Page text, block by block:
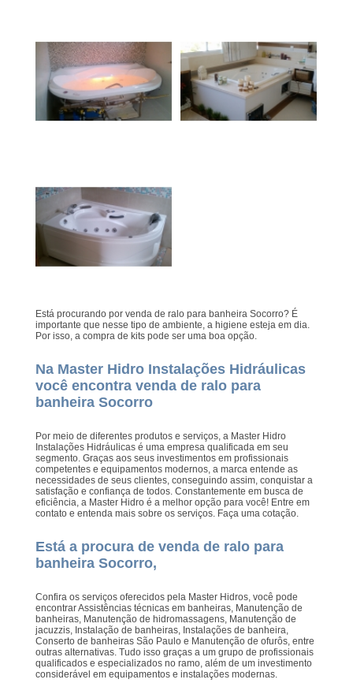
Está procurando por venda de ralo para banheira Socorro? É
importante que nesse tipo de ambiente, a higiene esteja em dia.
Por isso, a compra de kits pode ser uma boa opção.
Na Master Hidro Instalações Hidráulicas
você encontra venda de ralo para
banheira Socorro
Por meio de diferentes produtos e serviços, a Master Hidro
Instalações Hidráulicas é uma empresa qualificada em seu
segmento. Graças aos seus investimentos em profissionais
competentes e equipamentos modernos, a marca entende as
necessidades de seus clientes, conseguindo assim, conquistar a
satisfação e confiança de todos. Constantemente em busca de
eficiência, a Master Hidro é a melhor opção para você! Entre em
contato e entenda mais sobre os serviços. Faça uma cotação.
Está a procura de venda de ralo para
banheira Socorro,
Confira os serviços oferecidos pela Master Hidros, você pode
encontrar Assistências técnicas em banheiras, Manutenção de
banheiras, Manutenção de hidromassagens, Manutenção de
jacuzzis, Instalação de banheiras, Instalações de banheira,
Conserto de banheiras São Paulo e Manutenção de ofurôs, entre
outras alternativas. Tudo isso graças a um grupo de profissionais
qualificados e especializados no ramo, além de um investimento
considerável em equipamentos e instalações modernas.